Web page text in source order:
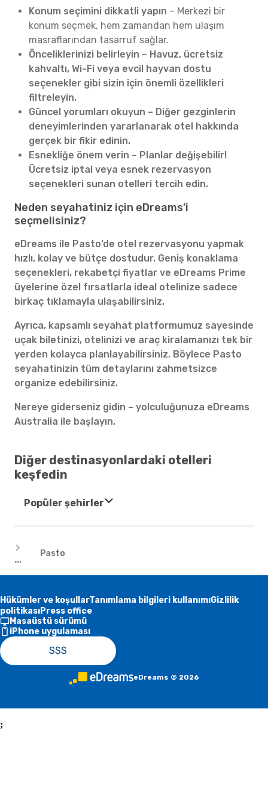
Konum seçimini dikkatli yapın – Merkezi bir
konum seçmek, hem zamandan hem ulaşım
masraflarından tasarruf sağlar.
Önceliklerinizi belirleyin – Havuz, ücretsiz
kahvaltı, Wi-Fi veya evcil hayvan dostu
seçenekler gibi sizin için önemli özellikleri
filtreleyin.
Güncel yorumları okuyun – Diğer gezginlerin
deneyimlerinden yararlanarak otel hakkında
gerçek bir fikir edinin.
Esnekliğe önem verin – Planlar değişebilir!
Ücretsiz iptal veya esnek rezervasyon
seçenekleri sunan otelleri tercih edin.
Neden seyahatiniz için eDreams’i
seçmelisiniz?
eDreams ile Pasto’de otel rezervasyonu yapmak
hızlı, kolay ve bütçe dostudur. Geniş konaklama
seçenekleri, rekabetçi fiyatlar ve eDreams Prime
üyelerine özel fırsatlarla ideal otelinize sadece
birkaç tıklamayla ulaşabilirsiniz.
Ayrıca, kapsamlı seyahat platformumuz sayesinde
uçak biletinizi, otelinizi ve araç kiralamanızı tek bir
yerden kolayca planlayabilirsiniz. Böylece Pasto
seyahatinizin tüm detaylarını zahmetsizce
organize edebilirsiniz.
Nereye giderseniz gidin – yolculuğunuza eDreams
Australia ile başlayın.
Diğer destinasyonlardaki otelleri
keşfedin
Popüler şehirler
...
Pasto
Hükümler ve koşullarTanımlama bilgileri kullanımıGizlilik
politikasıPress office
Masaüstü sürümü
iPhone uygulaması
SSS
eDreams © 2026
;